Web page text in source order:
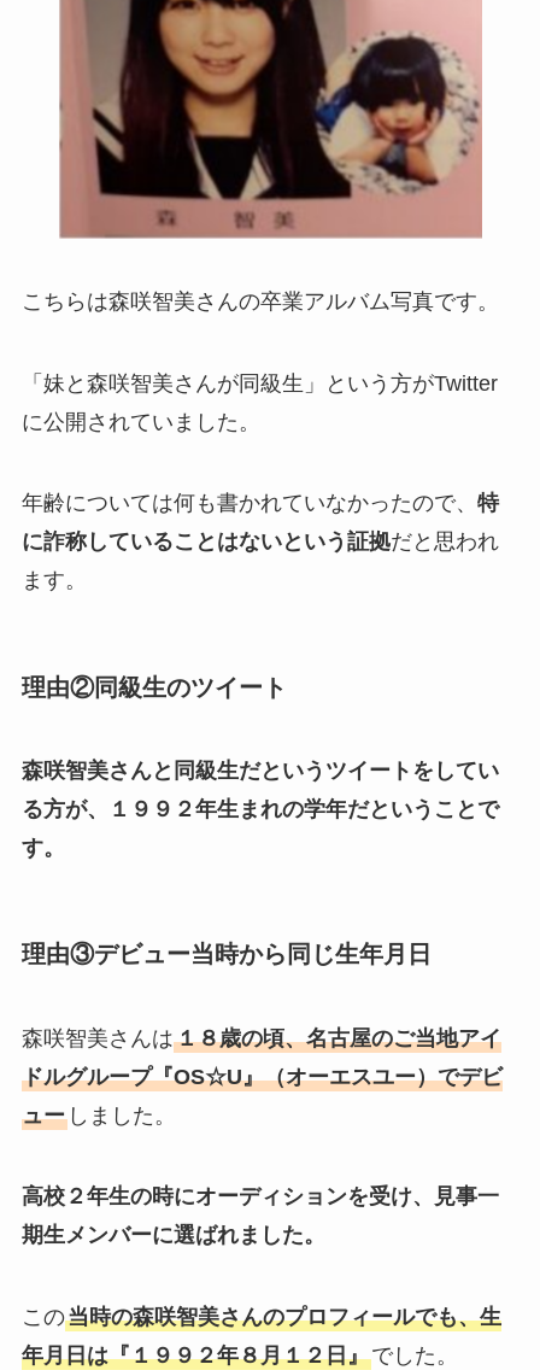
こちらは森咲智美さんの卒業アルバム写真です。
「妹と森咲智美さんが同級生」という方がTwitter
に公開されていました。
年齢については何も書かれていなかったので、 特
に詐称していることはないという証拠だと思われ
ます。
理由②同級生のツイート
森咲智美さんと同級生だというツイートをしてい
る方が、１９９２年生まれの学年だということで
す。
理由③デビュー当時から同じ生年月日
森咲智美さんは１８歳の頃、名古屋のご当地アイ
ドルグループ『OS☆U』（オーエスユー）でデビ
ューしました。
高校２年生の時にオーディションを受け、見事一
期生メンバーに選ばれました。
この当時の森咲智美さんのプロフィールでも、生
年月日は『１９９２年８月１２日』でした。